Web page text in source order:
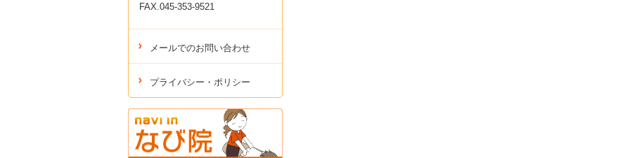
FAX.045-353-9521
メールでのお問い合わせ
プライバシー・ポリシー